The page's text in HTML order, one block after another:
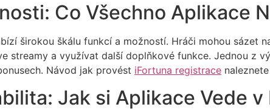
Co Všechno Aplikace
širokou škálu funkcí a možností. Hráči mohou sázet
streamy a využívat další doplňkové funkce. Jednou z
Návod jak provést iFortuna registrace
Jak si Aplikace Vede v